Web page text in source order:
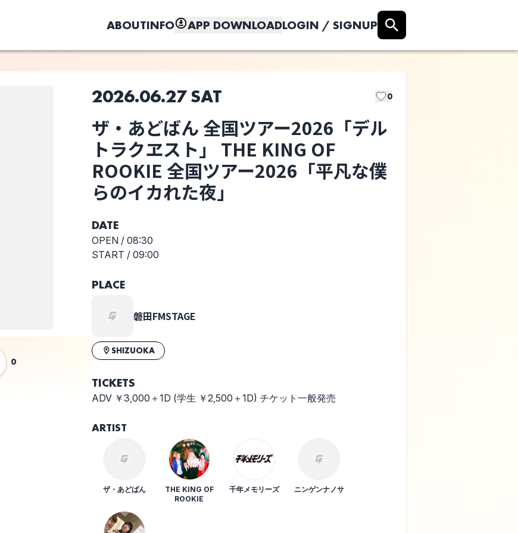
ABOUTINFO APP DOWNLOADLOGIN / SIGNUP
0
千年メモリーズ ニンゲンナノサ エロティカ
2026.06.27 SAT 0
ザ・あどばん 全国ツアー2026「デル
トラクヱスト」 THE KING OF
ROOKIE 全国ツアー2026「平凡な僕
らのイカれた夜」
DATE
OPEN / 08:30
START / 09:00
PLACE
磐田FMSTAGE
SHIZUOKA
TICKETS
ADV ￥3,000＋1D (学生 ￥2,500＋1D) チケット一般発売
ARTIST
ザ・あどばん
THE KING OF
ROOKIE
千年メモリーズ ニンゲンナノサ
このライブの取り置きは終了しました